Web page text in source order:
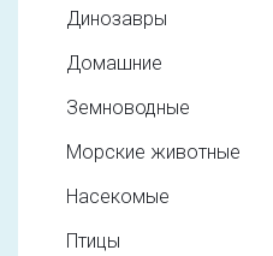
Динозавры
Домашние
Земноводные
Морские животные
Насекомые
Птицы